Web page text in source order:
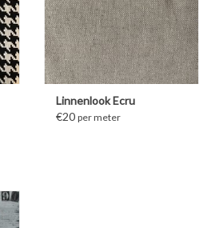
Linnenlook Ecru
€20 per meter